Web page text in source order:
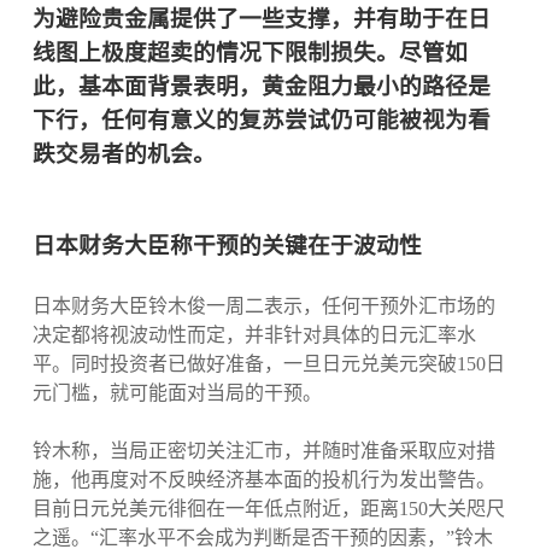
为避险贵金属提供了一些支撑，并有助于在日
线图上极度超卖的情况下限制损失。尽管如
此，基本面背景表明，黄金阻力最小的路径是
下行，任何有意义的复苏尝试仍可能被视为看
跌交易者的机会。
日本财务大臣称干预的关键在于波动性
日本财务大臣铃木俊一周二表示，任何干预外汇市场的
决定都将视波动性而定，并非针对具体的日元汇率水
平。同时投资者已做好准备，一旦日元兑美元突破150日
元门槛，就可能面对当局的干预。
铃木称，当局正密切关注汇市，并随时准备采取应对措
施，他再度对不反映经济基本面的投机行为发出警告。
目前日元兑美元徘徊在一年低点附近，距离150大关咫尺
之遥。“汇率水平不会成为判断是否干预的因素，”铃木